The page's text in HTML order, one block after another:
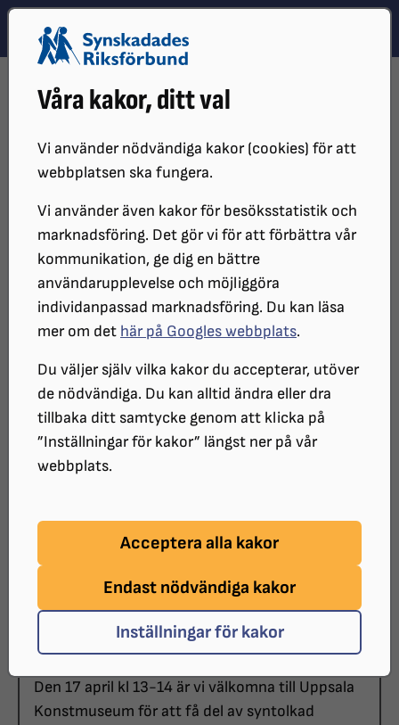
Våra kakor, ditt val
Vi använder nödvändiga kakor (cookies) för att
webbplatsen ska fungera.
Vi använder även kakor för besöksstatistik och
marknadsföring. Det gör vi för att förbättra vår
kommunikation, ge dig en bättre
användarupplevelse och möjliggöra
individanpassad marknadsföring. Du kan läsa
mer om det här på Googles webbplats.
Du väljer själv vilka kakor du accepterar, utöver
de nödvändiga. Du kan alltid ändra eller dra
tillbaka ditt samtycke genom att klicka på
”Inställningar för kakor” längst ner på vår
webbplats.
Acceptera alla kakor
Endast nödvändiga kakor
Inställningar för kakor
Hoppa till innehåll
Hoppa till hitta snabbt
DISTRIKT
SRF UPPSALA LÄN
KALENDARIUM
LÄN
Syntolkad visning på Uppsala
Konstmuseum
DATUM:
2024-04-17 klockan 12:45 - 14:00
PLATS:
Uppsala Konstmuseum
ARRANGÖR:
SRF Uppsala län och Uppsala Konstmuseum
SISTA ANMÄLNINGSDATUM:
Ingen avgift
Inbjudan till syntolkad visning på Uppsala
Konstmuseum!
Den 17 april kl 13-14 är vi välkomna till Uppsala
Konstmuseum för att få del av syntolkad